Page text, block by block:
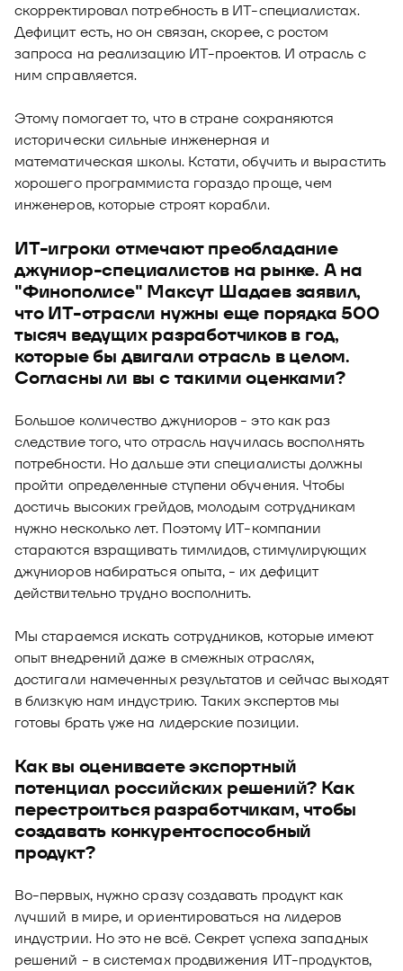
скорректировал потребность в ИТ-специалистах.
Дефицит есть, но он связан, скорее, с ростом
запроса на реализацию ИТ-проектов. И отрасль с
ним справляется.
Этому помогает то, что в стране сохраняются
исторически сильные инженерная и
математическая школы. Кстати, обучить и вырастить
хорошего программиста гораздо проще, чем
инженеров, которые строят корабли.
ИТ-игроки отмечают преобладание
джуниор-специалистов на рынке. А на
"Финополисе" Максут Шадаев заявил,
что ИТ-отрасли нужны еще порядка 500
тысяч ведущих разработчиков в год,
которые бы двигали отрасль в целом.
Согласны ли вы с такими оценками?
Большое количество джуниоров - это как раз
следствие того, что отрасль научилась восполнять
потребности. Но дальше эти специалисты должны
пройти определенные ступени обучения. Чтобы
достичь высоких грейдов, молодым сотрудникам
нужно несколько лет. Поэтому ИТ-компании
стараются взращивать тимлидов, стимулирующих
джуниоров набираться опыта, - их дефицит
действительно трудно восполнить.
Мы стараемся искать сотрудников, которые имеют
опыт внедрений даже в смежных отраслях,
достигали намеченных результатов и сейчас выходят
в близкую нам индустрию. Таких экспертов мы
готовы брать уже на лидерские позиции.
Как вы оцениваете экспортный
потенциал российских решений? Как
перестроиться разработчикам, чтобы
создавать конкурентоспособный
продукт?
Во-первых, нужно сразу создавать продукт как
лучший в мире, и ориентироваться на лидеров
индустрии. Но это не всё. Секрет успеха западных
решений - в системах продвижения ИТ-продуктов,